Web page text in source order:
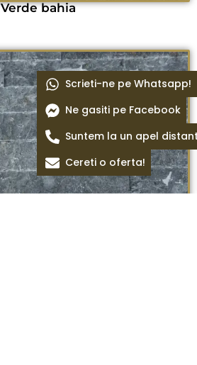
Verde bahia
Scrieti-ne pe Whatsapp!
Ne gasiti pe Facebook
Suntem la un apel
Cereti o oferta!